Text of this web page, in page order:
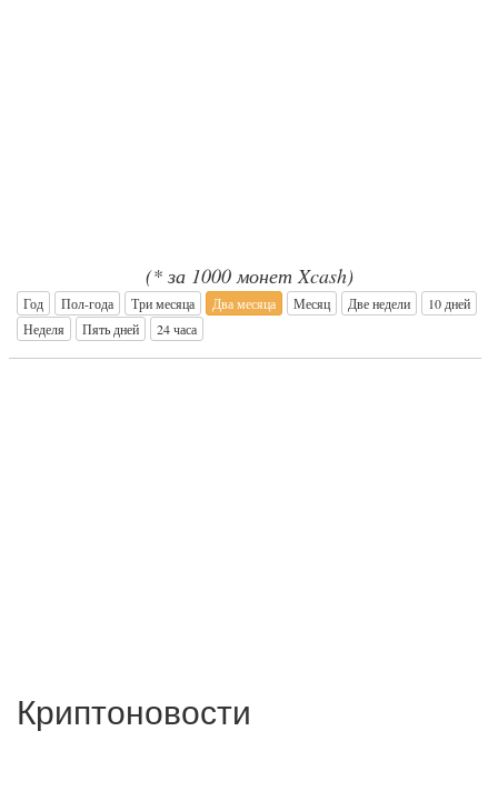
(* за 1000 монет Xcash)
Год Пол-года Три месяца Два месяца Месяц Две недели
10 дней
Неделя
Пять дней 24 часа
Криптоновости